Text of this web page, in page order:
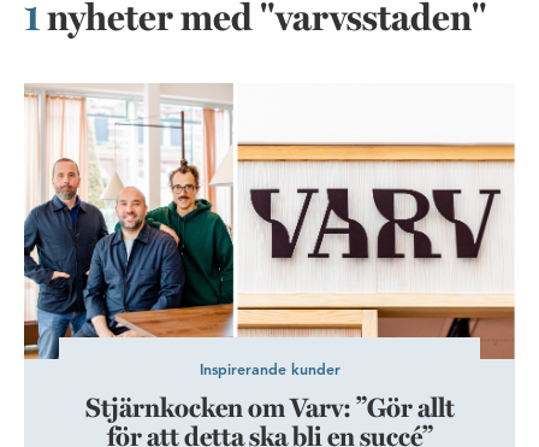
1nyheter med "varvsstaden"
Stjärnkocken om Varv: ”Gör allt för att detta ska bli en succé”
Inspirerande kunder
Stjärnkocken om Varv: ”Gör allt
för att detta ska bli en succé”